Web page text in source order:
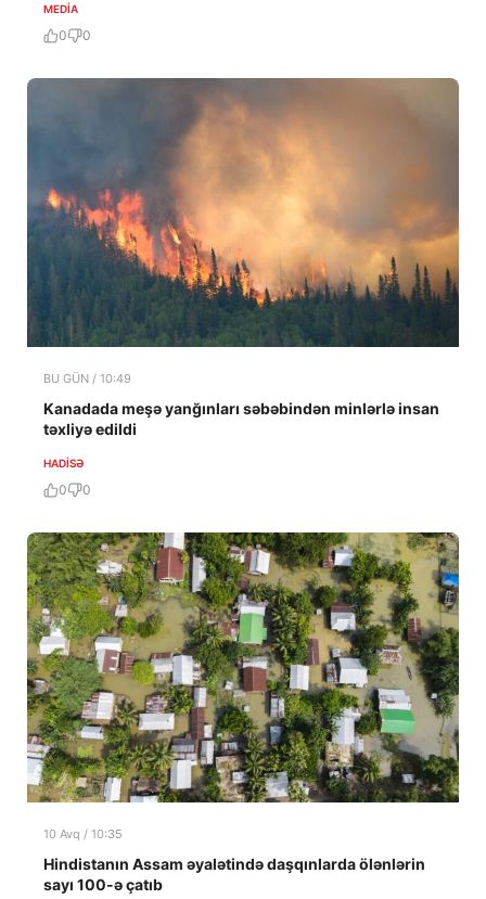
MEDİA
0 0
BU GÜN / 10:49
Kanadada meşə yanğınları səbəbindən minlərlə insan
təxliyə edildi
HADISƏ
0 0
10 Avq / 10:35
Hindistanın Assam əyalətində daşqınlarda ölənlərin
sayı 100-ə çatıb